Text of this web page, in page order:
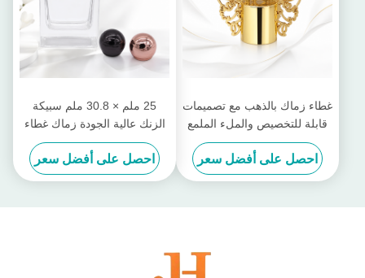
غطاء زماك بالذهب مع تصميمات
قابلة للتخصيص والملء الملمع
بالمرايا
احصل على أفضل سعر
25 ملم × 30.8 ملم سبيكة
الزنك عالية الجودة زماك غطاء
العطور مع اللون الملاعق
احصل على أفضل سعر